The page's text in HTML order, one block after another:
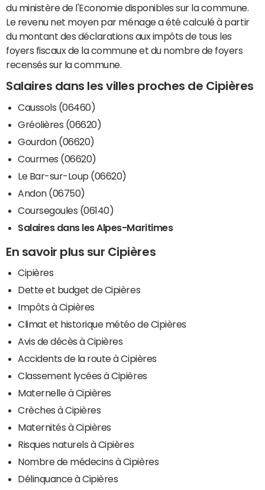
du ministère de l'Economie disponibles sur la commune.
Le revenu net moyen par ménage a été calculé à partir
du montant des déclarations aux impôts de tous les
foyers fiscaux de la commune et du nombre de foyers
recensés sur la commune.
Salaires dans les villes proches de Cipières
Caussols (06460)
Gréolières (06620)
Gourdon (06620)
Courmes (06620)
Le Bar-sur-Loup (06620)
Andon (06750)
Coursegoules (06140)
Salaires dans les Alpes-Maritimes
En savoir plus sur Cipières
Cipières
Dette et budget de Cipières
Impôts à Cipières
Climat et historique météo de Cipières
Avis de décès à Cipières
Accidents de la route à Cipières
Classement lycées à Cipières
Maternelle à Cipières
Crèches à Cipières
Maternités à Cipières
Risques naturels à Cipières
Nombre de médecins à Cipières
Délinquance à Cipières